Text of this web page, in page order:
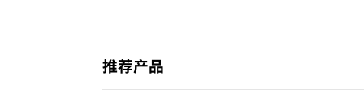
推荐产品